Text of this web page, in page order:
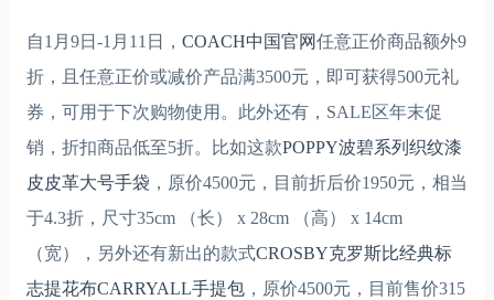
自1月9日-1月11日， COACH中国官网任意正价商品额外9
折，且任意正价或减价产品满3500元，即可获得500元礼
券，可用于下次购物使用。此外还有，SALE区年末促
销，折扣商品低至5折。比如这款POPPY波碧系列织纹漆
皮皮革大号手袋 ，原价4500元，目前折后价1950元，相当
于4.3折，尺寸35cm （长） x 28cm （高） x 14cm
（宽），另外还有新出的款式CROSBY克罗斯比经典标
志提花布CARRYALL手提包 ，原价4500元，目前售价315